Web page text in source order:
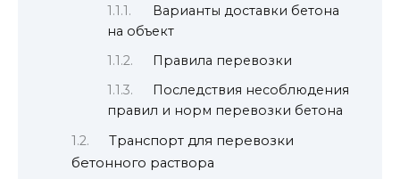
Варианты доставки бетона
на объект
Правила перевозки
Последствия несоблюдения
правил и норм перевозки бетона
Транспорт для перевозки
бетонного раствора